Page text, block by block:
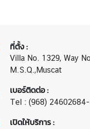
ที่ตั้ง:
Villa No. 1329, Way
M.S.Q.,Muscat
เบอร์ติดต่อ:
Tel : (968)
เปิดให้บริการ: